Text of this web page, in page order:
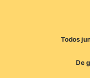
Todos
De